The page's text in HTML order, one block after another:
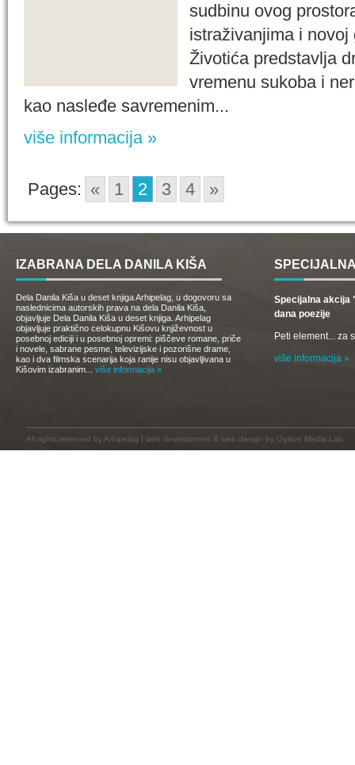
sudbinu ovog
istraživanjima i
Životića predstavlja
vremenu sukoba i
kao nasleđe savremenim...
više informacija »
Pages: « 1 2 3 4 »
IZABRANA DELA DANILA KIŠA
Dela Danila Kiša u deset knjiga Arhipelag, u dogovoru sa
naslednicima autorskih prava na dela Danila Kiša,
objavljuje Dela Danila Kiša u deset knjiga. Arhipelag
objavljuje praktično celokupnu Kišovu književnost u
posebnoj ediciji i u posebnoj opremi: piščeve romane, priče
i novele, sabrane pesme, televizijske i pozorišne drame,
kao i dva filmska scenarija koja ranije nisu objavljivana u
Kišovim izabranim... više informacija »
Specijalna akcija
dana poezije
Peti element... za
više informacija »
All rights reserved by Arhipelag | web development & web design by Ogitive Media Lab